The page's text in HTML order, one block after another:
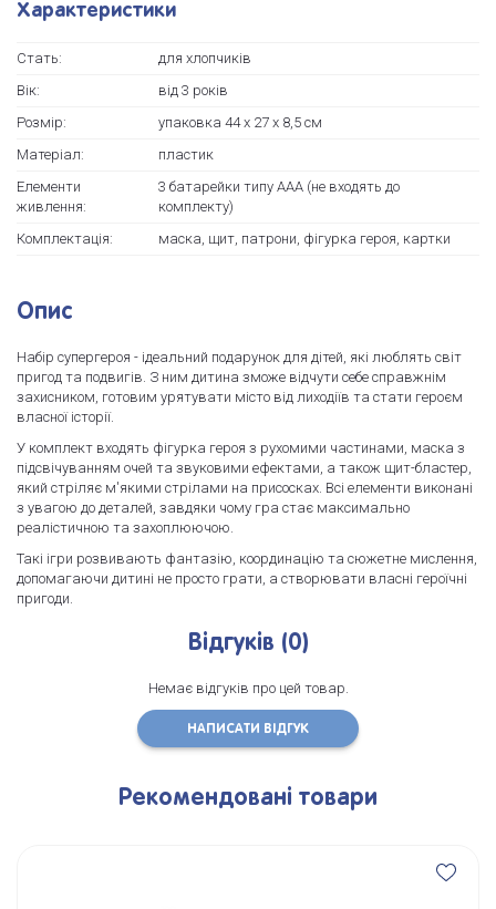
Характеристики
Стать:
для хлопчиків
Вік:
від 3 років
Розмір:
упаковка 44 х 27 х 8,5 см
Матеріал:
пластик
Елементи
живлення:
3 батарейки типу ААА (не входять до
комплекту)
Комплектація:
маска, щит, патрони, фігурка героя, картки
Опис
Набір супергероя - ідеальний подарунок для дітей, які люблять світ
пригод та подвигів. З ним дитина зможе відчути себе справжнім
захисником, готовим урятувати місто від лиходіїв та стати героєм
власної історії.
У комплект входять фігурка героя з рухомими частинами, маска з
підсвічуванням очей та звуковими ефектами, а також щит-бластер,
який стріляє м'якими стрілами на присосках. Всі елементи виконані
з увагою до деталей, завдяки чому гра стає максимально
реалістичною та захоплюючою.
Такі ігри розвивають фантазію, координацію та сюжетне мислення,
допомагаючи дитині не просто грати, а створювати власні героїчні
пригоди.
Відгуків (0)
Немає відгуків про цей товар.
НАПИСАТИ ВІДГУК
Рекомендовані товари